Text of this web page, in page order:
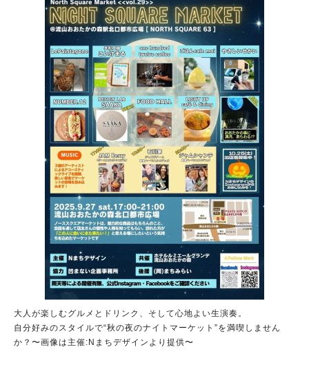
大人が楽しむグルメとドリンク、そして心地よい生演奏。
自分好みのスタイルで“秋の夜のナイトマーケット”を満喫しません
か？〜画像は主催:Nまちデザインより提供〜